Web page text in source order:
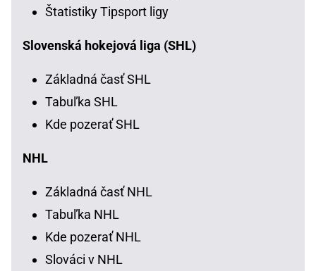
Štatistiky Tipsport ligy
Slovenská hokejová liga (SHL)
Základná časť SHL
Tabuľka SHL
Kde pozerať SHL
NHL
Základná časť NHL
Tabuľka NHL
Kde pozerať NHL
Slováci v NHL